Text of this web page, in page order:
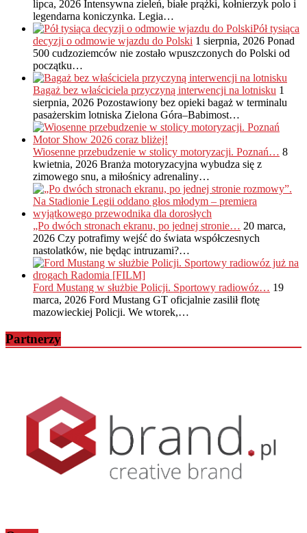
lipca, 2026 Intensywna zieleń, białe prążki, kołnierzyk polo i
legendarna koniczynka. Legia…
Pół tysiąca
decyzji o odmowie wjazdu do Polski 1 sierpnia, 2026 Ponad
500 cudzoziemców nie zostało wpuszczonych do Polski od
początku…
Bagaż bez właściciela przyczyną interwencji na lotnisku 1
sierpnia, 2026 Pozostawiony bez opieki bagaż w terminalu
pasażerskim lotniska Zielona Góra–Babimost…
Wiosenne przebudzenie w stolicy motoryzacji. Poznań… 8
kwietnia, 2026 Branża motoryzacyjna wybudza się z
zimowego snu, a miłośnicy adrenaliny…
„Po dwóch stronach ekranu, po jednej stronie… 20 marca,
2026 Czy potrafimy wejść do świata współczesnych
nastolatków, nie będąc intruzami?…
Ford Mustang w służbie Policji. Sportowy radiowóz… 19
marca, 2026 Ford Mustang GT oficjalnie zasilił flotę
mazowieckiej Policji. We wtorek,…
Partnerzy